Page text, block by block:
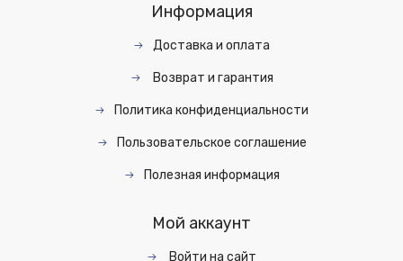
Информация
Доставка и оплата
Возврат и гарантия
Политика конфиденциальности
Пользовательское соглашение
Полезная информация
Мой аккаунт
Войти на сайт